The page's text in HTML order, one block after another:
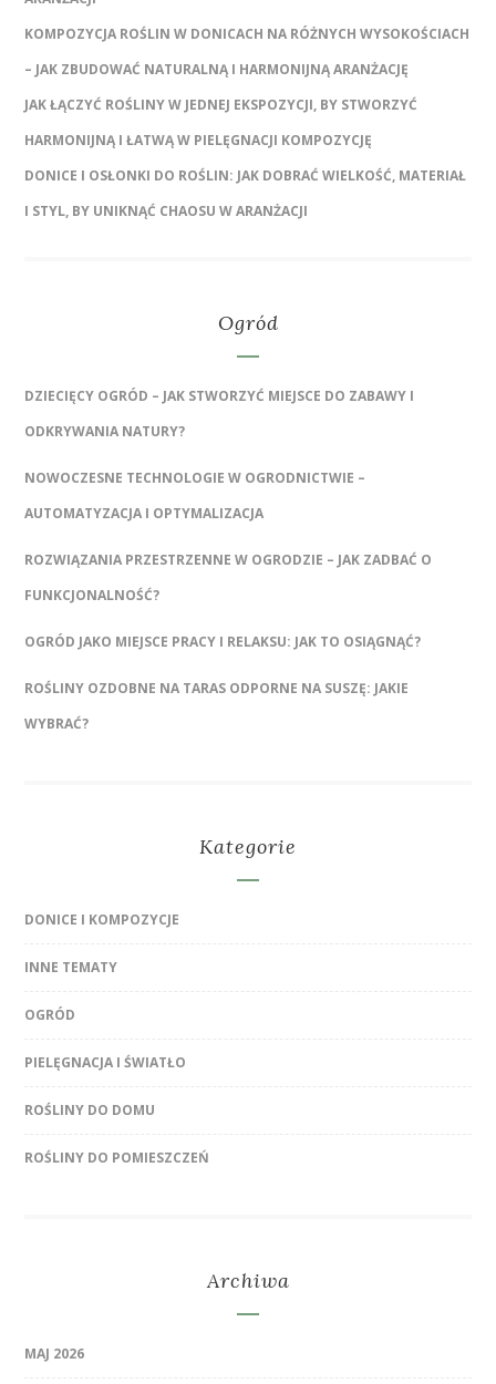
KOMPOZYCJA ROŚLIN W DONICACH NA RÓŻNYCH WYSOKOŚCIACH
– JAK ZBUDOWAĆ NATURALNĄ I HARMONIJNĄ ARANŻACJĘ
JAK ŁĄCZYĆ ROŚLINY W JEDNEJ EKSPOZYCJI, BY STWORZYĆ
HARMONIJNĄ I ŁATWĄ W PIELĘGNACJI KOMPOZYCJĘ
DONICE I OSŁONKI DO ROŚLIN: JAK DOBRAĆ WIELKOŚĆ, MATERIAŁ
I STYL, BY UNIKNĄĆ CHAOSU W ARANŻACJI
Ogród
DZIECIĘCY OGRÓD – JAK STWORZYĆ MIEJSCE DO ZABAWY I
ODKRYWANIA NATURY?
NOWOCZESNE TECHNOLOGIE W OGRODNICTWIE –
AUTOMATYZACJA I OPTYMALIZACJA
ROZWIĄZANIA PRZESTRZENNE W OGRODZIE – JAK ZADBAĆ O
FUNKCJONALNOŚĆ?
OGRÓD JAKO MIEJSCE PRACY I RELAKSU: JAK TO OSIĄGNĄĆ?
ROŚLINY OZDOBNE NA TARAS ODPORNE NA SUSZĘ: JAKIE
WYBRAĆ?
Kategorie
DONICE I KOMPOZYCJE
INNE TEMATY
OGRÓD
PIELĘGNACJA I ŚWIATŁO
ROŚLINY DO DOMU
ROŚLINY DO POMIESZCZEŃ
Archiwa
MAJ 2026